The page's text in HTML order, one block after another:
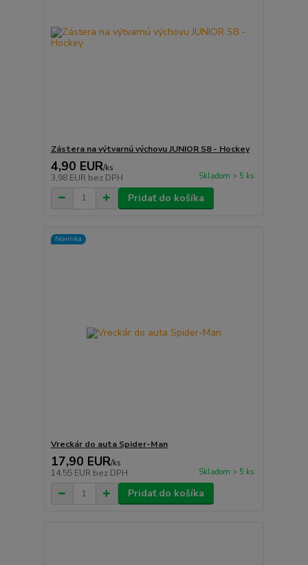
Zástera na výtvarnú výchovu JUNIOR S8 - Hockey
4,90 EUR/ks
3,98 EUR bez DPH Skladom > 5 ks
Pridať do košíka
Novinka
Vreckár do auta Spider-Man
17,90 EUR/ks
14,55 EUR bez DPH Skladom > 5 ks
Pridať do košíka